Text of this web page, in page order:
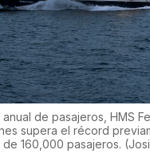
anual de pasajeros, HMS
supera el récord
160,000 pasajeros. (